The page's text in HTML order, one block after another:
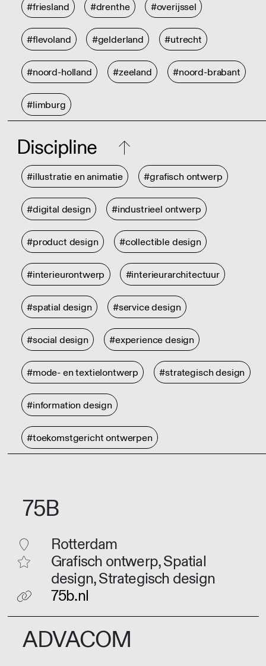
#friesland #drenthe #overijssel
#flevoland #gelderland #utrecht
#noord-holland #zeeland #noord-brabant
#limburg
Discipline
#illustratie en animatie #grafisch ontwerp
#digital design #industrieel ontwerp
#product design #collectible design
#interieurontwerp #interieurarchitectuur
#spatial design #service design
#social design #experience design
#mode- en textielontwerp #strategisch design
#information design
#toekomstgericht ontwerpen
75B
Rotterdam
Grafisch ontwerp, Spatial
design, Strategisch design
75b.nl
ADVACOM